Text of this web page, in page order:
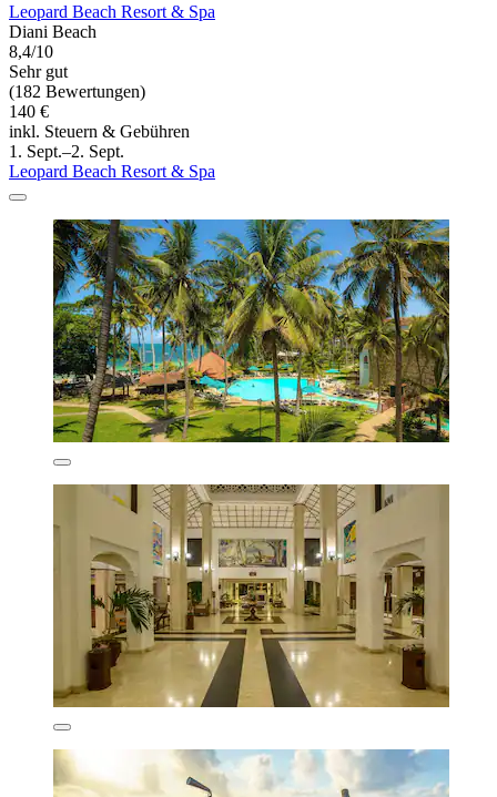
Leopard Beach Resort & Spa
Diani Beach
8,4/10
Sehr gut
(182 Bewertungen)
140 €
inkl. Steuern & Gebühren
1. Sept.–2. Sept.
Leopard Beach Resort & Spa